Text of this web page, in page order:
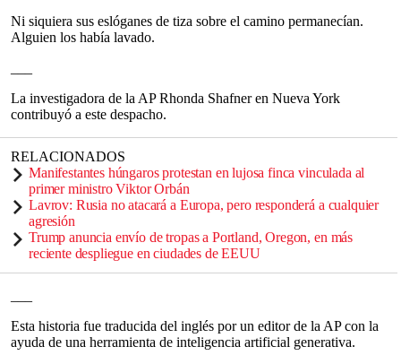
Ni siquiera sus eslóganes de tiza sobre el camino permanecían.
Alguien los había lavado.
La investigadora de la AP Rhonda Shafner en Nueva York
contribuyó a este despacho.
RELACIONADOS
Manifestantes húngaros protestan en lujosa finca vinculada al
primer ministro Viktor Orbán
Lavrov: Rusia no atacará a Europa, pero responderá a cualquier
agresión
Trump anuncia envío de tropas a Portland, Oregon, en más
reciente despliegue en ciudades de EEUU
Esta historia fue traducida del inglés por un editor de la AP con la
ayuda de una herramienta de inteligencia artificial generativa.